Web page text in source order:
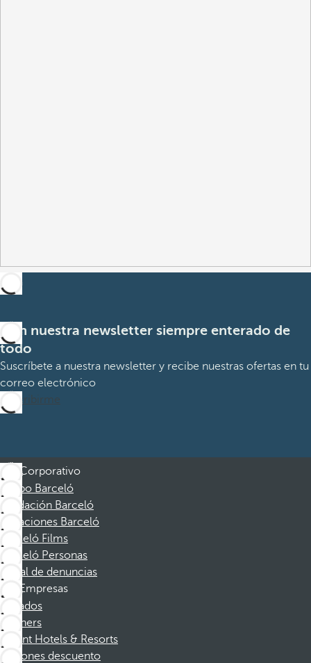
Con nuestra newsletter siempre enterado de
todo
Suscríbete a nuestra newsletter y recibe nuestras ofertas en tu
correo electrónico
Suscribirme
Corporativo
Grupo Barceló
Fundación Barceló
Vacaciones Barceló
Barceló Films
Barceló Personas
Canal de denuncias
Empresas
Afiliados
Partners
Dorint Hotels & Resorts
Cupones descuento